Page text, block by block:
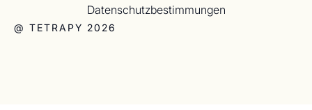
@ TETRAPY 2026
Datenschutzbestimmungen